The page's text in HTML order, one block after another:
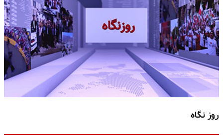
روز نگاه